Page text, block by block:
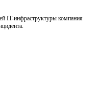
IT-инфраструктуры компания